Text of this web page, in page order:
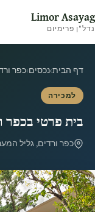
Limor Asayag
נדל"ן פרימיום
דף הבית›נכסים›כפר
למכירה
בית פרטי בכפר ורדים, 6
כפר ורדים, גליל